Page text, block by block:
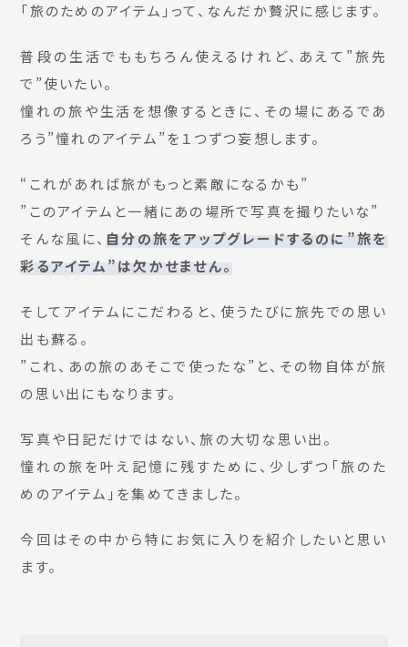
「旅のためのアイテム」って、なんだか贅沢に感じます。
普段の生活でももちろん使えるけれど、あえて”旅先
で”使いたい。
憧れの旅や生活を想像するときに、その場にあるであ
ろう”憧れのアイテム”を１つずつ妄想します。
“これがあれば旅がもっと素敵になるかも”
”このアイテムと一緒にあの場所で写真を撮りたいな”
そんな風に、 自分の旅をアップグレードするのに”旅を
彩るアイテム”は欠かせません。
そしてアイテムにこだわると、使うたびに旅先での思い
出も蘇る。
”これ、あの旅のあそこで使ったな”と、その物自体が旅
の思い出にもなります。
写真や日記だけではない、旅の大切な思い出。
憧れの旅を叶え記憶に残すために、少しずつ「旅のた
めのアイテム」を集めてきました。
今回はその中から特にお気に入りを紹介したいと思い
ます。